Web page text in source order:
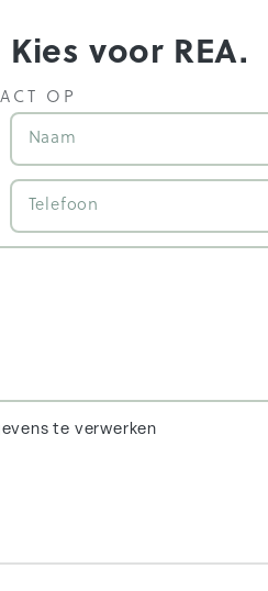
voor REA.
OP
te verwerken